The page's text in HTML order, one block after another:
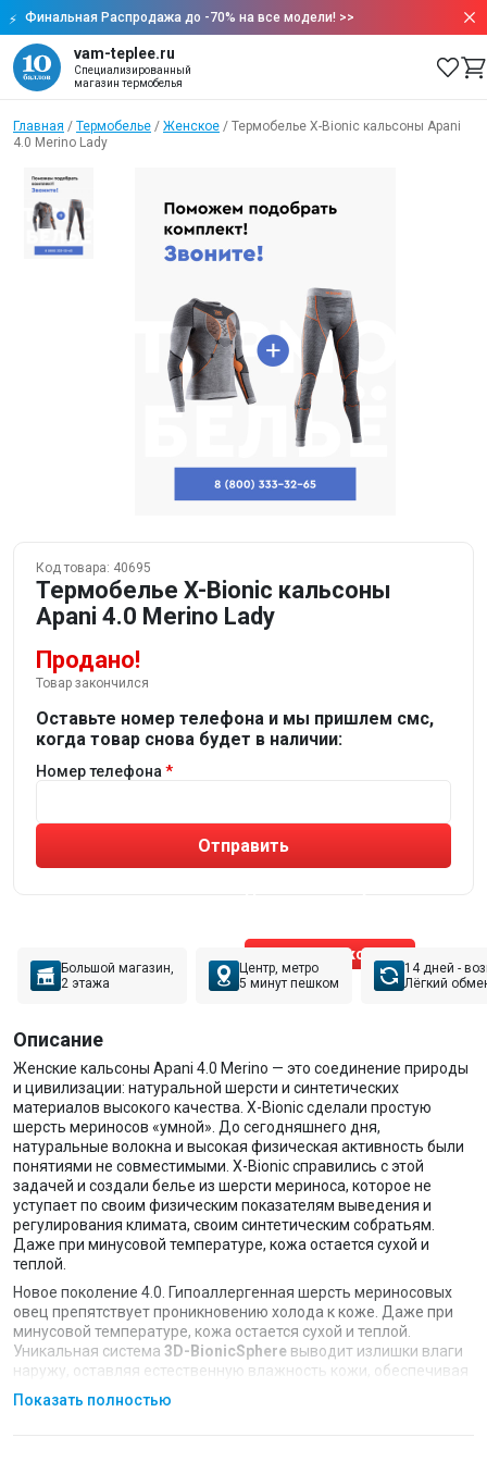
Финальная Распродажа до -70% на все модели! >>
vam-teplee.ru
Специализированный
магазин термобелья
Главная / Термобелье / Женское / Термобелье X-Bionic кальсоны Apani
4.0 Merino Lady
Код товара: 40695
Термобелье X-Bionic кальсоны
Apani 4.0 Merino Lady
Продано!
Товар закончился
Оставьте номер телефона и мы пришлем смс,
когда товар снова будет в наличии:
Номер телефона
Отправить
Позвонить эксперту
Большой магазин,
2 этажа
Центр, метро
5 минут пешком
14 дней -
Лёгкий
Описание
Женские кальсоны Apani 4.0 Merino — это соединение природы
и цивилизации: натуральной шерсти и синтетических
материалов высокого качества. X-Bionic сделали простую
шерсть мериносов «умной». До сегодняшнего дня,
натуральные волокна и высокая физическая активность были
понятиями не совместимыми. X-Bionic справились с этой
задачей и создали белье из шерсти мериноса, которое не
уступает по своим физическим показателям выведения и
регулирования климата, своим синтетическим собратьям.
Даже при минусовой температуре, кожа остается сухой и
теплой.
Новое поколение 4.0. Гипоаллергенная шерсть мериносовых
овец препятствует проникновению холода к коже. Даже при
минусовой температуре, кожа остается сухой и теплой.
Уникальная система 3D-BionicSphere выводит излишки влаги
наружу, оставляя естественную влажность кожи, обеспечивая
тем самым отличное охлаждение организма.
ТехнологияSweatTraps
Показать полностью